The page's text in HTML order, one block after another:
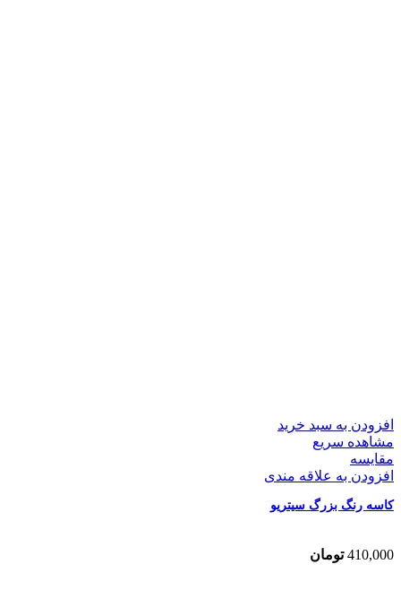
افزودن به سبد خرید
مشاهده سریع
مقایسه
افزودن به علاقه مندی
کاسه رنگ بزرگ سیتریو
410,000 تومان